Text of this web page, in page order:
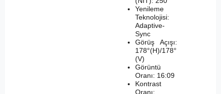
Yenileme
Teknolojisi:
Adaptive-
Sync
Görüş Açışı:
178°(H)/178°
(V)
Görüntü
Oranı: 16:09
Kontrast
Oranı: